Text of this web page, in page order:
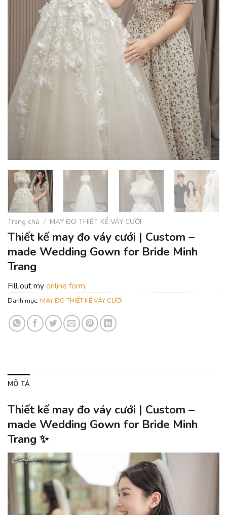
Trang chủ / MAY ĐO THIẾT KẾ VÁY CƯỚI
Thiết kế may đo váy cưới | Custom –
made Wedding Gown for Bride Minh
Trang
Fill out myonline form.
Danh mục: MAY ĐO THIẾT KẾ VÁY CƯỚI
MÔ TẢ
Thiết kế may đo váy cưới | Custom –
made Wedding Gown for Bride Minh
Trang ✨